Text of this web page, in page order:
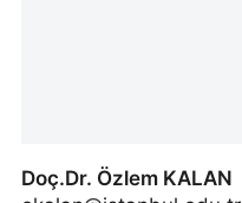
Doç.Dr. Özlem KALAN